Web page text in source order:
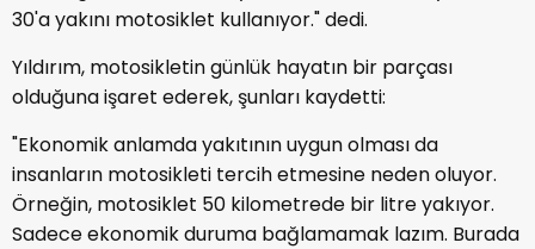
30'a yakını motosiklet kullanıyor." dedi.
Yıldırım, motosikletin günlük hayatın bir parçası
olduğuna işaret ederek, şunları kaydetti:
"Ekonomik anlamda yakıtının uygun olması da
insanların motosikleti tercih etmesine neden oluyor.
Örneğin, motosiklet 50 kilometrede bir litre yakıyor.
Sadece ekonomik duruma bağlamamak lazım. Burada